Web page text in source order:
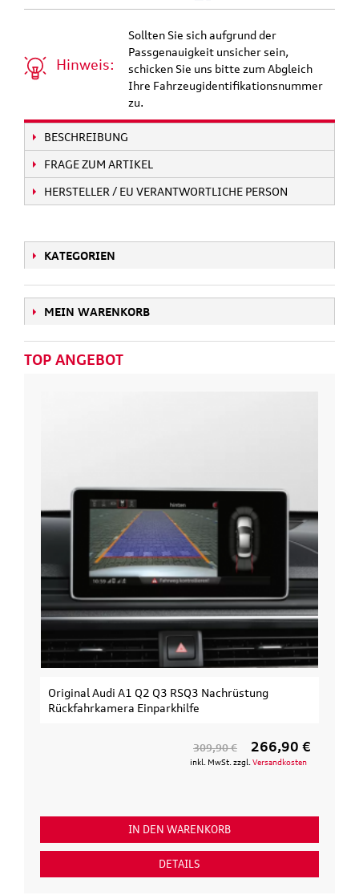
Hinweis:
Sollten Sie sich aufgrund der
Passgenauigkeit unsicher sein,
schicken Sie uns bitte zum Abgleich
Ihre Fahrzeugidentifikationsnummer
zu.
BESCHREIBUNG
FRAGE ZUM ARTIKEL
HERSTELLER / EU VERANTWORTLICHE PERSON
KATEGORIEN
MEIN WARENKORB
TOP ANGEBOT
Original Audi A1 Q2 Q3 RSQ3 Nachrüstung
Rückfahrkamera Einparkhilfe
309,90 € 266,90 €
inkl. MwSt. zzgl. Versandkosten
IN DEN WARENKORB
DETAILS